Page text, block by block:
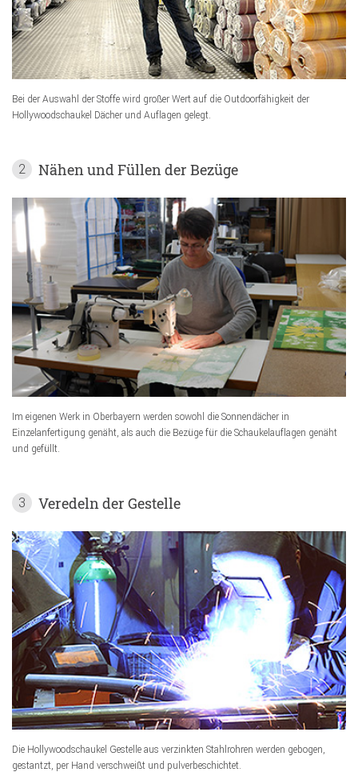
Bei der Auswahl der Stoffe wird großer Wert auf die Outdoorfähigkeit der
Hollywoodschaukel Dächer und Auflagen gelegt.
2 Nähen und Füllen der Bezüge
Im eigenen Werk in Oberbayern werden sowohl die Sonnendächer in
Einzelanfertigung genäht, als auch die Bezüge für die Schaukelauflagen genäht
und gefüllt.
3 Veredeln der Gestelle
Die Hollywoodschaukel Gestelle aus verzinkten Stahlrohren werden gebogen,
gestantzt, per Hand verschweißt und pulverbeschichtet.